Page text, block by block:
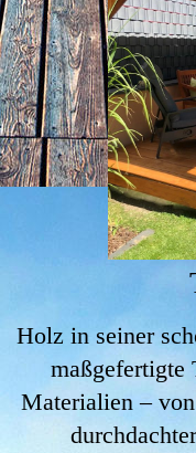
Holz in seiner
maßgefertigte
Materialien –